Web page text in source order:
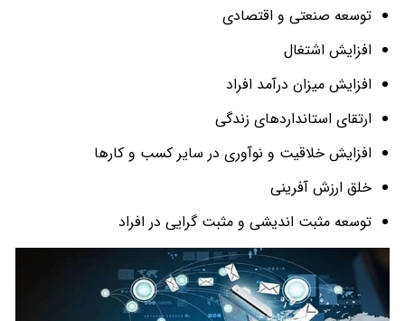
توسعه صنعتی و اقتصادی
افزایش اشتغال
افزایش میزان درآمد افراد
ارتقای استانداردهای زندگی
افزایش خلاقیت و نوآوری در سایر کسب و کارها
خلق ارزش آفرینی
توسعه مثبت اندیشی و مثبت گرایی در افراد